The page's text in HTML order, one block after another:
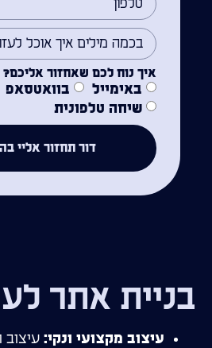
איך נוח לכם שאחזור אליכם?
באימייל
בוואטסאפ
שיחה טלפונית
דור תחזור אליי
בניית אתר
עיצוב מקצועי ונקי: